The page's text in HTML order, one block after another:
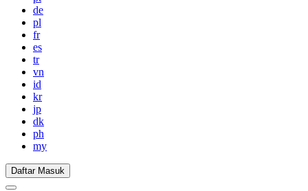
de
pl
fr
es
tr
vn
id
kr
jp
dk
ph
my
Daftar Masuk